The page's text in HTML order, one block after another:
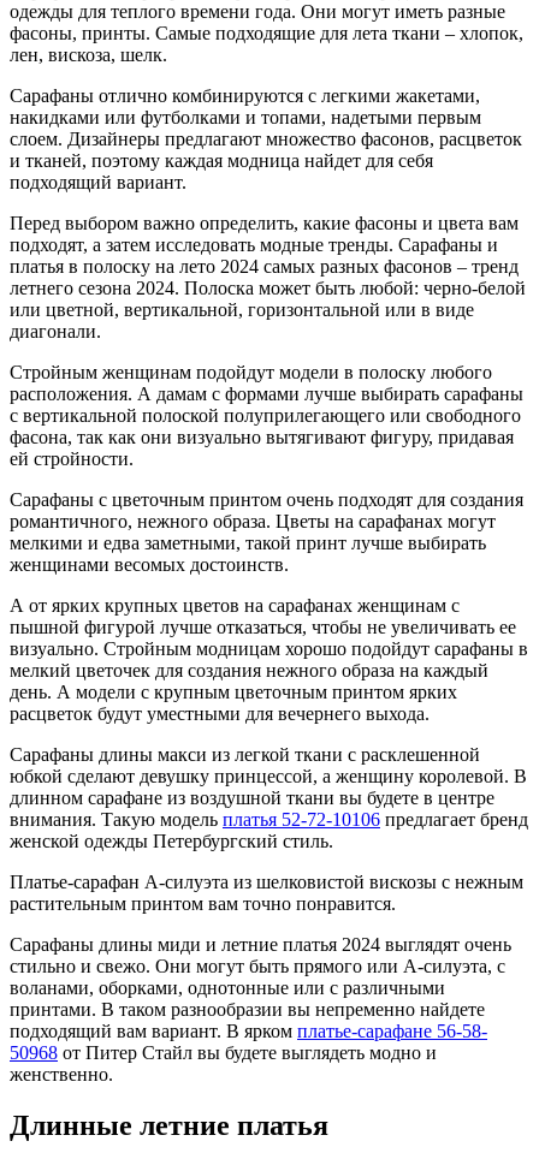
одежды для теплого времени года. Они могут иметь разные
фасоны, принты. Самые подходящие для лета ткани – хлопок,
лен, вискоза, шелк.
Сарафаны отлично комбинируются с легкими жакетами,
накидками или футболками и топами, надетыми первым
слоем. Дизайнеры предлагают множество фасонов, расцветок
и тканей, поэтому каждая модница найдет для себя
подходящий вариант.
Перед выбором важно определить, какие фасоны и цвета вам
подходят, а затем исследовать модные тренды. Сарафаны и
платья в полоску на лето 2024 самых разных фасонов – тренд
летнего сезона 2024. Полоска может быть любой: черно-белой
или цветной, вертикальной, горизонтальной или в виде
диагонали.
Стройным женщинам подойдут модели в полоску любого
расположения. А дамам с формами лучше выбирать сарафаны
с вертикальной полоской полуприлегающего или свободного
фасона, так как они визуально вытягивают фигуру, придавая
ей стройности.
Сарафаны с цветочным принтом очень подходят для создания
романтичного, нежного образа. Цветы на сарафанах могут
мелкими и едва заметными, такой принт лучше выбирать
женщинами весомых достоинств.
А от ярких крупных цветов на сарафанах женщинам с
пышной фигурой лучше отказаться, чтобы не увеличивать ее
визуально. Стройным модницам хорошо подойдут сарафаны в
мелкий цветочек для создания нежного образа на каждый
день. А модели с крупным цветочным принтом ярких
расцветок будут уместными для вечернего выхода.
Сарафаны длины макси из легкой ткани с расклешенной
юбкой сделают девушку принцессой, а женщину королевой. В
длинном сарафане из воздушной ткани вы будете в центре
внимания. Такую модель платья 52-72-10106 предлагает бренд
женской одежды Петербургский стиль.
Платье-сарафан А-силуэта из шелковистой вискозы с нежным
растительным принтом вам точно понравится.
Сарафаны длины миди и летние платья 2024 выглядят очень
стильно и свежо. Они могут быть прямого или А-силуэта, с
воланами, оборками, однотонные или с различными
принтами. В таком разнообразии вы непременно найдете
подходящий вам вариант. В ярком платье-сарафане 56-58-
50968 от Питер Стайл вы будете выглядеть модно и
женственно.
Длинные летние платья